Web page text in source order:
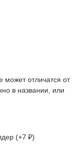
может отличатся от
в названии, или
(+7 ₽)